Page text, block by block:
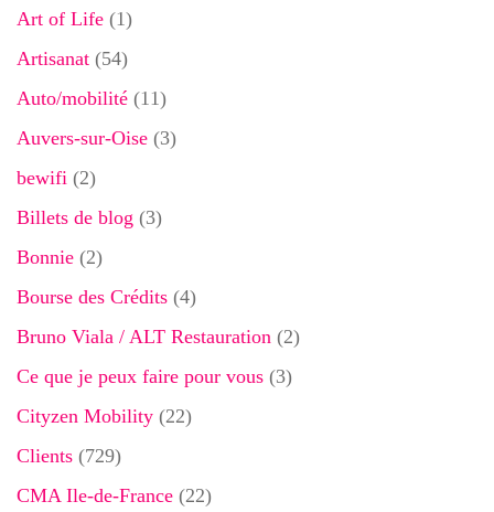
Art of Life (1)
Artisanat (54)
Auto/mobilité (11)
Auvers-sur-Oise (3)
bewifi (2)
Billets de blog (3)
Bonnie (2)
Bourse des Crédits (4)
Bruno Viala / ALT Restauration (2)
Ce que je peux faire pour vous (3)
Cityzen Mobility (22)
Clients (729)
CMA Ile-de-France (22)